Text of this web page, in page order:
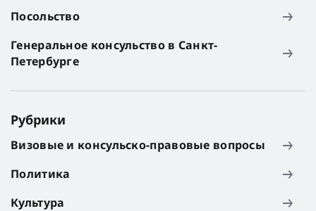
Посольство
Генеральное консульство в Санкт-
Петербурге
Рубрики
Визовые и консульско-правовые вопросы
Политика
Культура